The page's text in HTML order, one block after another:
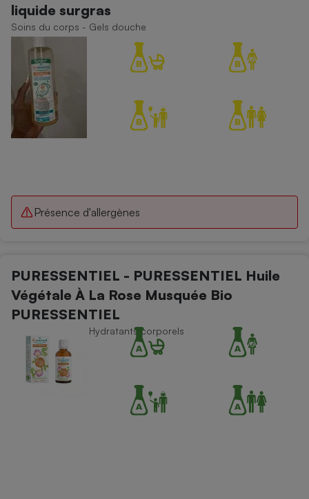
liquide surgras
Soins du corps - Gels douche
Présence d'allergènes
PURESSENTIEL - PURESSENTIEL Huile
Végétale À La Rose Musquée Bio
PURESSENTIEL
Soins du corps - Hydratants corporels